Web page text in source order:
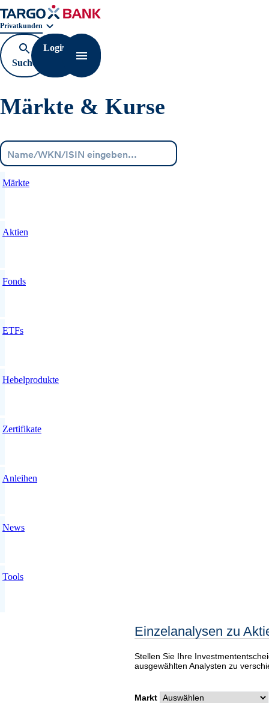
Geschäftsbereichnavigation. Aktuelle Auswahl:
Privatkunden
Suche
öffnen
Login
Navigation öffnen
Märkte & Kurse
Märkte
Aktien
Fonds
ETFs
Hebelprodukte
Zertifikate
Anleihen
News
Tools
Einzelanalysen zu
Stellen Sie Ihre
ausgewählten Analysten zu
Markt